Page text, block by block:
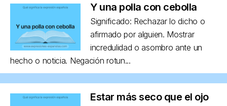
Y una polla con cebolla
Significado: Rechazar lo dicho o
afirmado por alguien. Mostrar
incredulidad o asombro ante un
hecho o noticia. Negación rotun...
Estar más seco que el ojo